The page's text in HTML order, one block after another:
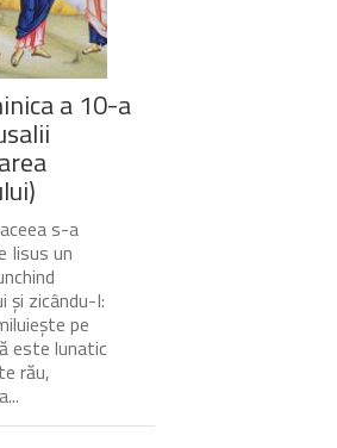
a 10-a
s-a
Iisus un
și zicându-I:
pe
este lunatic
rău,